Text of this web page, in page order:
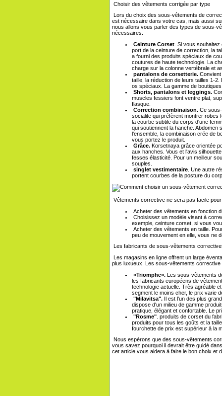
Choisir des vêtements corrigée par type
Lors du choix des sous-vêtements de
est nécessaire dans votre cas, mais aussi
nous allons vous parler des types de sous-
nécessaires.
Ceinture Corset . Si vous
port de la ceinture de correction, la
a fourni des produits spéciaux de
coutures de haute technologie. La
charge sur la colonne vertébrale et
pantalons de corsetterie.
taille, la réduction de leurs tailles 1-
os spéciaux. La gamme de
Shorts, pantalons et leggings.
muscles fessiers font ventre plat,
flasque.
Correction combinaison. Ce
socialite qui préfèrent montrer robes
la courbe subtile du corps d'une
qui soutiennent la hanche.
l'ensemble, la combinaison crée de
vous portez le produit.
Grâce. Korsetnaya grâce orientée
aux hanches. Vous et l'avis
fesses élasticité. Pour un meilleur
souples.
singlet vestimentaire . Une autre
portent courbes de la posture du
Vêtements corrective ne sera pas facile
Acheter des vêtements en fonction
Choisissez un modèle visant à
exemple, ceinture corset, si vous
Acheter des vêtements en taille.
peu de mouvement en elle, vous ne
Les fabricants de sous-vêtements
Les magasins en ligne offrent un large
plus luxueux. Les sous-vêtements
«Triomphe». Les sous-vêtements
les fabricants européens de
technologie actuelle. Très agréable
segment le moins cher, le prix varie
"Milavitsa". Il est l'un des plus
dispose d'un milieu de gamme
pratique, élégant et confortable. Le
"Rosme" . produits de corset du
produits pour tous les goûts et la
fourchette de prix est supérieur à la
Nous espérons que des sous-vêtements
vous savez pourquoi il devrait être guidé
cet article vous aidera à faire le bon choix et